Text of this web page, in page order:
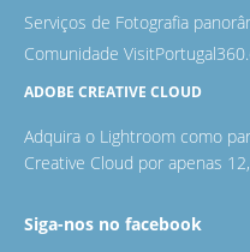
Serviços de Fotografia
Comunidade
ADOBE CREATIVE CLOUD
Adquira o Lightroom como
Creative Cloud por apenas
Siga-nos no facebook